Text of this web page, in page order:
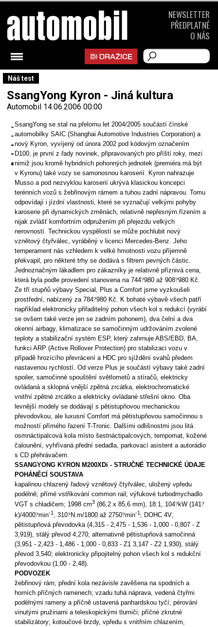
Náš test
SsangYong Kyron - Jiná kultura
Automobil 14.06.2006 00:00
SsangYong se stal na přelomu let 2004/2005 součástí čínské
automobilky SAIC (Shanghai Automotive Industries Corporation) a
nový Kyron, vyvíjený od února 2002 pod kódovým označením
D100, je první z řady novinek, připravovaných pro příští roky, mezi
nimiž jsou kromě hybridních pohonných jednotek (premiéra má být
v Kyronu) také vozy se samonosnou karoserií. Kyron nahrazuje
Musso a pod nezvyklou karoserií ukrývá klasickou koncepci
terénních vozů s žebřinovým rámem a tuhou zadní nápravou. Tomu
odpovídají i jízdní vlastnosti, které se vyznačují velkými pohyby
karoserie při dynamických změnách, relativně nepřesným řízením a
nijak zvlášť komfortním odpružením při přejezdu velkých
nerovností. Technickou vyspělostí se může pochlubit nový
vznětový čtyřválec, vyráběný v licenci Mercedes-Benz. Jeho
temperament nás vzhledem k velké hmotnosti vozu příjemně
překvapil, pro některé trhy se dodává s filtrem pevných částic.
Jednoznačným lákadlem pro zákazníky je relativně příznivá cena,
která byla podle provedení stanovena na 744?980 až 908?980 Kč.
Ze tří stupňů výbavy Special, Plus a Comfort jsme vyzkoušeli
prostřední, nabízený za 784?980 Kč. K bohaté výbavě všech patří
například elektronicky přiřaditelný pohon všech kol s redukcí (vyrábí
se ovšem také verze jen se zadním pohonem), dva čelní a dva
okenní airbagy, klimatizace se samočinným udržováním zvolené
teploty a stabilizační systém ESP, který zahrnuje ABS/EBD, BA,
funkci ARP (Active Rollover Protection) pro stabilizaci vozu v
případě hrozícího převrácení a HDC pro sjíždění svahů předem
nastavenou rychlostí. Od verze Plus je součástí výbavy také zadní
spoiler, samočinné spouštění světlometů a stíračů, elektricky
ovládaná a sklopná vnější zpětná zrcátka, elektrochromatické
vnitřní zpětné zrcátko a elektricky ovládané střešní okno. Oba
levnější modely se dodávají s pětistupňovou mechanickou
převodovkou, ale luxusní Comfort má pětistupňovou samočinnou s
možností přímého řazení T-Tronic. Dalšími odlišnostmi jsou litá
osmnáctipalcová kola místo šestnáctipalcových, tempomat, kožené
čalounění, vyhřívaná přední sedadla, parkovací asistent a autorádio
s CD přehrávačem.
SSANGYONG KYRON M200XDi - STRUČNÉ TECHNICKÉ ÚDAJE
POHÁNĚCÍ SOUSTAVA
kapalinou chlazený řadový vznětový čtyřválec, uložený vpředu
podélně; přímé vstřikování common rail; výfukové turbodmychadlo
VGT s chladičem; 1998 cm3 (86,2 x 85,6 mm), 18:1, 104?kW (141?
k)/4000?min-1 , 310?N.m/1800 až 2750?min-1 ; DOHC 4V;
pětistupňová převodovka (4,315 - 2,475 - 1,536 - 1,000 - 0,807 - Z
3,919), stálý převod 4,270; alternativně pětistupňová samočinná
(3,951 - 2,423 - 1,486 - 1,000 - 0,833 - Z1 3,147 - Z2 1,930), stálý
převod 3,540; elektronicky připojitelný pohon všech kol s redukční
převodovkou (1,00 - 2,48).
PODVOZEK
žebřinový rám; přední kola nezávisle zavěšena na spodních a
horních příčných ramenech; vzadu tuhá náprava, vedená čtyřmi
podélnými rameny a příčně ustavená panhardskou tyčí; pérování
vinutými pružinami a teleskopickými tlumiči; příčné zkrutné
stabilizátory; kotoučové brzdy, vpředu s vnitřním chlazením,
NEWSLETTER
PŘEDPLATNÉ
O NÁS